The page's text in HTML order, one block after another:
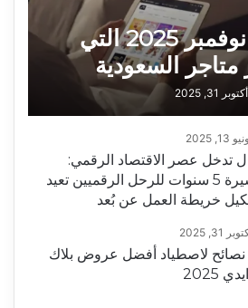
أبرز عروض نوفمبر 2025 التي
متاجر السعودية
أكتوبر 31, 2025
13, 2025
تدخل عصر الاقتصاد الرقمي:
تأشيرة 5 سنوات للرحل الرقميين تعيد
خريطة العمل عن بُعد
31, 2025
10 نصائح لاصطياد أفضل عروض بلاك
2025